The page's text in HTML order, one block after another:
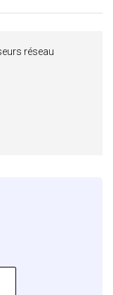
réseau